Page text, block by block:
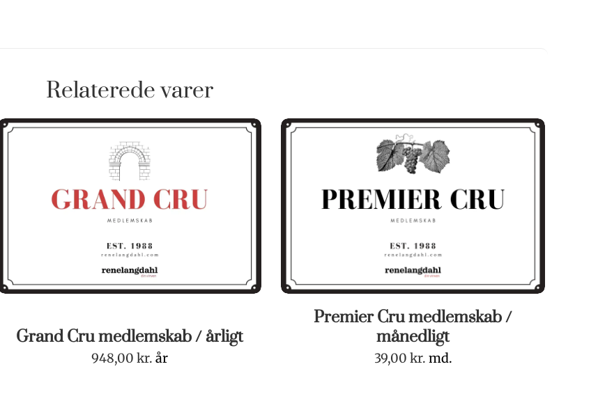
Relaterede varer
Grand Cru medlemskab / årligt
948,00 kr. år
Premier Cru medlemskab /
månedligt
39,00 kr. md.